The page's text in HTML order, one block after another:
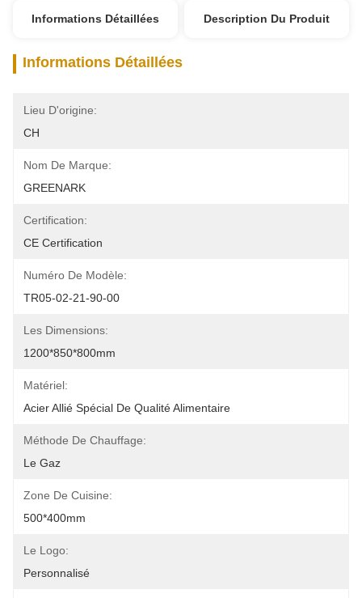
Informations Détaillées Description Du Produit
Informations Détaillées
Lieu D'origine:
CH
Nom De Marque:
GREENARK
Certification:
CE Certification
Numéro De Modèle:
TR05-02-21-90-00
Les Dimensions:
1200*850*800mm
Matériel:
Acier Allié Spécial De Qualité Alimentaire
Méthode De Chauffage:
Le Gaz
Zone De Cuisine:
500*400mm
Le Logo:
Personnalisé